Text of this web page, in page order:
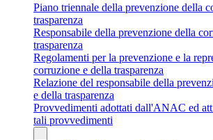
Piano triennale della prevenzione della
trasparenza
Responsabile della prevenzione della
trasparenza
Regolamenti per la prevenzione e la
corruzione e della trasparenza
Relazione del responsabile della
e della trasparenza
Provvedimenti adottati dall'ANAC ed
tali provvedimenti